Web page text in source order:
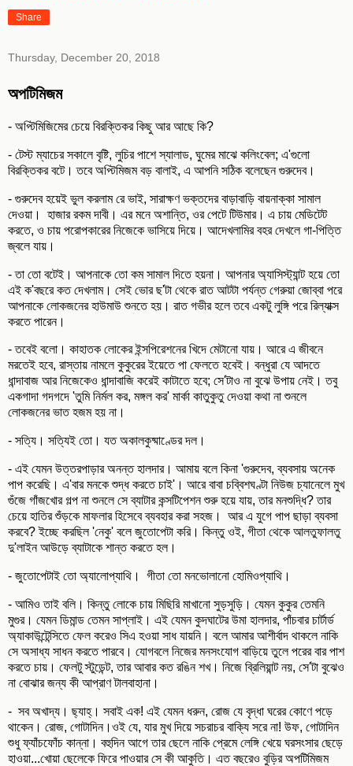
Share
Thursday, December 20, 2018
অপটিমিজম
- অপ্টিমিজিমের চেয়ে বিরক্তিকর কিছু আর আছে কি?
- টেস্ট ম্যাচের সকালে বৃষ্টি, লুচির পাশে স্যালাড, ঘুমের মাঝে কলিংবেল; এ'গুলো
বিরক্তিকর বটে। তবে অপ্টিমিজম বড় বালাই, এ আপনি সঠিক বলেছেন গুরুদেব।
- গুরুদেব হয়েই ভুল করলাম রে ভাই, সারাক্ষণ ভক্তদের বাড়াবাড়ি বায়নাক্কা সামাল
দেওয়া। হাজার রকম দাবী। এর মনে অশান্তি, ওর পেটে টিউমার। এ চায় মেডিটেট
করতে, ও চায় পরোপকারের নিজেকে ভাসিয়ে দিয়ে। আদেখলামির বহর দেখলে গা-পিত্তি
জ্বলে যায়।
- তা তো বটেই। আপনাকে তো কম সামাল দিতে হয়না। আপনার অ্যাসিস্ট্যান্ট হয়ে তো
এই ক'বছরে কত দেখলাম। সেই ভোর ছ'টা থেকে রাত আটটা পর্যন্ত গেরুয়া জোব্বা পরে
আপনাকে লোকজনের হাউমাউ শুনতে হয়। রাত গভীর হলে তবে একটু লুঙ্গি পরে রিল্যাক্স
করতে পারেন।
- তবেই বলো। কাহাতক লোকের ইন্সপিরেশনের খিদে মেটানো যায়। আরে এ জীবনে
মরতেই হবে, রাস্তায় নামলে কুকুরের ইয়েতে পা ফেলতে হবেই। বন্ধুরা যে আদতে
ধান্দাবাজ আর নিজেকেও ধান্দাবাজি করেই কাটাতে হবে; সে'টাও না বুঝে উপায় নেই। তবু
একগাদা গদগদে 'তুমি নির্মল কর, মঙ্গল কর' মার্কা কাতুকুতু দেওয়া কথা না শুনলে
লোকজনের ভাত হজম হয় না।
- সত্যি। সত্যিই তো। যত অকালকুষ্মাণ্ডের দল।
- এই যেমন উত্তরপাড়ার অনন্ত হালদার। আমায় বলে কিনা 'গুরুদেব, ব্যবসায় অনেক
পাপ করেছি। এ'বার মনকে শুদ্ধ করতে চাই'। আরে বাবা চব্বিশঘণ্টা নিউজ চ্যানেলে মুখ
গুঁজে গাঁজখোর গল্প না শুনলে সে ব্যাটার কন্সটিপেশন শুরু হয়ে যায়, তার মনশুদ্ধি? তার
চেয়ে হাতির শুঁড়কে মাফলার হিসেবে ব্যবহার করা সহজ। আর এ যুগে পাপ ছাড়া ব্যবসা
করবে? ইচ্ছে করছিল 'নেকু' বলে জুতোপেটা করি। কিন্তু ওই, গীতা থেকে আলতুফালতু
দু'লাইন আউড়ে ব্যাটাকে শান্ত করতে হল।
- জুতোপেটাই তো অ্যালোপ্যাথি। গীতা তো মনভোলানো হোমিওপ্যাথি।
- আমিও তাই বলি। কিন্তু লোকে চায় মিছিরি মাখানো সুড়সুড়ি। যেমন কুকুর তেমনি
মুগুর। যেমন ডিমান্ড তেমন সাপ্লাই। এই যেমন কুদঘাটের উমা হালদার, পাঁচবার চার্টার্ড
অ্যাকাউন্টেন্সিতে ফেল করেও সিএ হওয়া সাধ যায়নি। বলে আমার আশীর্বাদ থাকলে নাকি
সে অসাধ্য সাধন করতে পারবে। যোগবলে নিজের মনসংযোগ বাড়িয়ে তুলে পরের বার পাশ
করতে চায়। ফেলটু স্টুডেন্ট, তার আবার কত রঙিন শখ। নিজে ব্রিলিয়ান্ট নয়, সে'টা বুঝেও
না বোঝার জন্য কী আপ্রাণ টালবাহানা।
- সব অখাদ্য। ছ্যাহ্। সবাই এক! এই যেমন ধরুন, রোজ যে বৃদ্ধা ঘরের কোণে পড়ে
থাকেন। রোজ, গোটাদিন।ওই যে, যার মুখ দিয়ে সচরাচর বাক্যি সরে না! উফ, গোটাদিন
শুধু ফ্যাঁচফোঁচ কান্না। বহুদিন আগে তার ছেলে নাকি প্রেমে লেঙ্গি খেয়ে ঘরসংসার ছেড়ে
হাওয়া...খোয়া ছেলেকে ফিরে পাওয়ার সে কী আকুতি। এত বছরেও বুড়ির অপটিমিজম